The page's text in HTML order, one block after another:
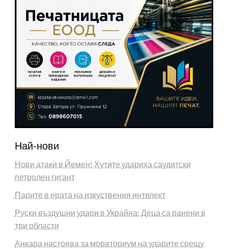
Най-нови
Нови атаки в Йемен! Хутите удариха саудитски
петролен гигант
Парите в ерата на изкуствения интелект
Руски въздушни удари в Украйна: Деца са ранени в
три области
Анкара настоява за мораториум на ударите срещу